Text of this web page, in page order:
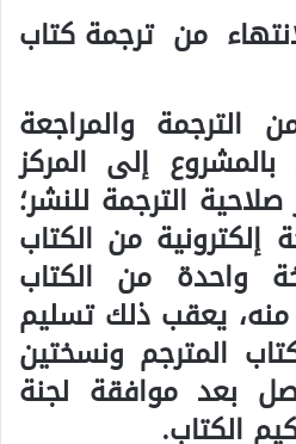
منترجمة كتاب
الترجمة والمراجعة
إلى المركز
الترجمة للنشر؛
من الكتاب
واحدة من الكتاب
يعقب ذلك تسليم
المترجم ونسختين
بعد موافقة لجنة
الكتاب.